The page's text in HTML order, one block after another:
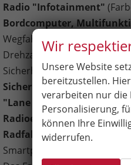
Radio "Infotainment"
Bordcomputer,
Wegfahrsperre,
Drehzahlmesser,
Sicherheitsgurte,
Sicherheitsinnenspiegel
"Lane Assist",
Radioempfang,
Radfahrererkennung
Smartphone-Apps wie
Wir
Unsere Website
bereitzustellen.
verarbeiten nur die
Personalisierung,
können Ihre
widerrufen.